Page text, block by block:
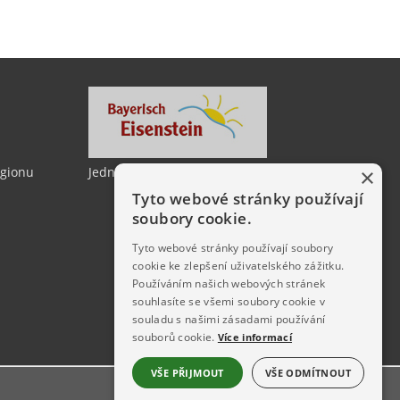
Jedno město, dvě země ×
Tyto webové stránky používají
soubory cookie.
Tyto webové stránky používají soubory
cookie ke zlepšení uživatelského zážitku.
Používáním našich webových stránek
souhlasíte se všemi soubory cookie v
souladu s našimi zásadami používání
souborů cookie. Více informací
VŠE PŘIJMOUT VŠE ODMÍTNOUT